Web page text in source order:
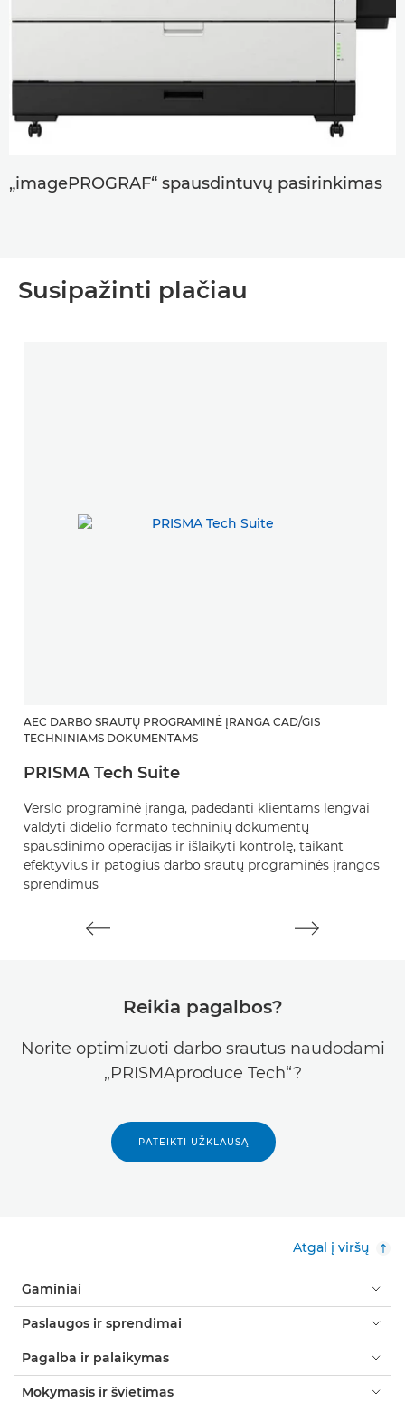
„imagePROGRAF“ spausdintuvų pasirinkimas
Susipažinti plačiau
AEC DARBO SRAUTŲ PROGRAMINĖ ĮRANGA CAD/GIS
TECHNINIAMS DOKUMENTAMS
PRISMA Tech Suite
Verslo programinė įranga, padedanti klientams lengvai
valdyti didelio formato techninių dokumentų
spausdinimo operacijas ir išlaikyti kontrolę, taikant
efektyvius ir patogius darbo srautų programinės įrangos
sprendimus
Reikia pagalbos?
Norite optimizuoti darbo srautus naudodami
„PRISMAproduce Tech“?
PATEIKTI UŽKLAUSĄ
Atgal į viršų
Gaminiai
Paslaugos ir sprendimai
Pagalba ir palaikymas
Mokymasis ir švietimas